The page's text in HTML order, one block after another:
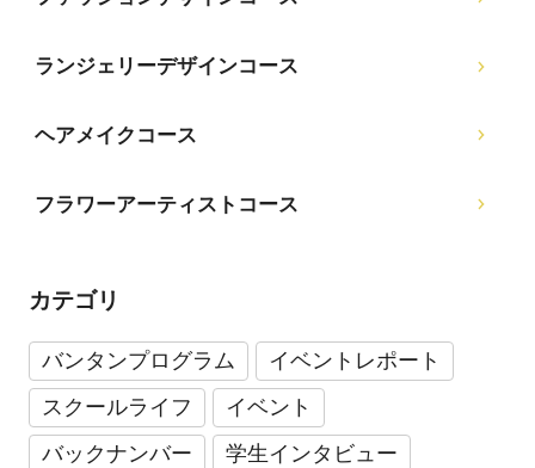
ランジェリーデザインコース
ヘアメイクコース
フラワーアーティストコース
カテゴリ
バンタンプログラム
イベントレポート
スクールライフ
イベント
バックナンバー
学生インタビュー